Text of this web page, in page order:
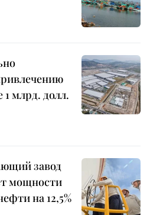
млрд. долл.
завод
мощности
на 12,5%